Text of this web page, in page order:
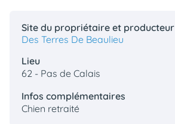
Site du propriétaire et producteur
Des Terres De Beaulieu
Lieu
62 - Pas de Calais
Infos complémentaires
Chien retraité